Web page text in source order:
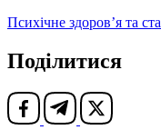
Психічне здоров’я та
Поділитися